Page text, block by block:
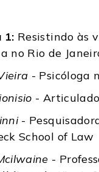
1: Resistindo às
no Rio de
- Psicóloga
-
-
School of Law
-